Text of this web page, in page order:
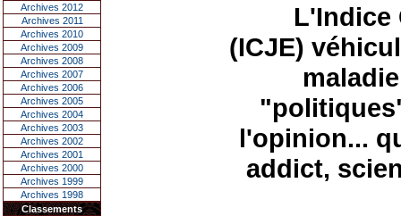
Archives 2012
Archives 2011
Archives 2010
Archives 2009
Archives 2008
Archives 2007
Archives 2006
Archives 2005
Archives 2004
Archives 2003
Archives 2002
Archives 2001
Archives 2000
Archives 1999
Archives 1998
Classements
L'Indice
(ICJE)
l'opinion...
addict,